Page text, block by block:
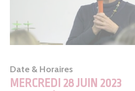
Date & Horaires
MERCREDI 28 JUIN 2023